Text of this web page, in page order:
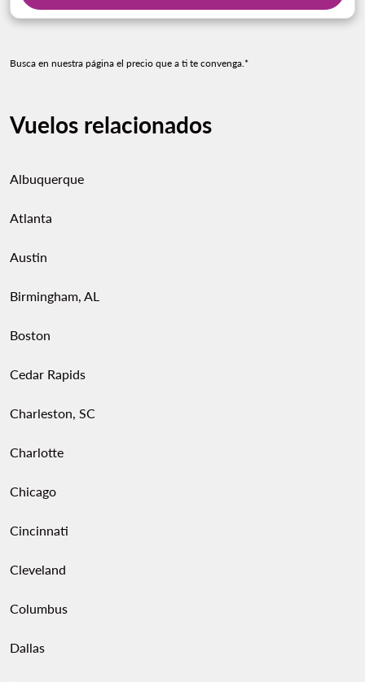
Busca en nuestra página el precio que a ti te convenga.*
Vuelos relacionados
Albuquerque
Atlanta
Austin
Birmingham, AL
Boston
Cedar Rapids
Charleston, SC
Charlotte
Chicago
Cincinnati
Cleveland
Columbus
Dallas